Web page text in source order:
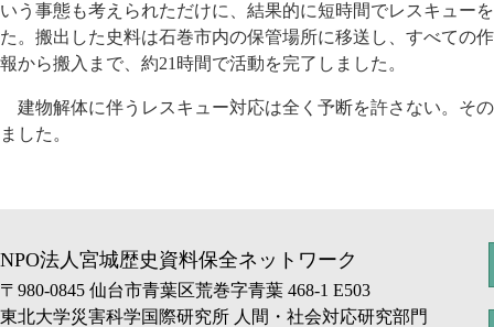
いう事態も考えられただけに、結果的に短時間でレスキュー
た。搬出した史料は石巻市内の保管場所に移送し、すべての
報から搬入まで、約21時間で活動を完了しました。
建物解体に伴うレスキュー対応は全く予断を許さない。そ
ました。
NPO法人宮城歴史資料保全ネットワーク
〒980-0845 仙台市青葉区荒巻字青葉 468-1 E503
東北大学災害科学国際研究所 人間・社会対応研究部門